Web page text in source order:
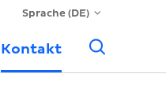
Sprache (DE)
Kontakt